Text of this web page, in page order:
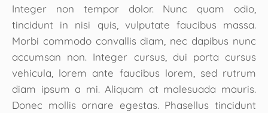
Integer non tempor dolor. Nunc quam odio,
tincidunt in nisi quis, vulputate faucibus massa.
Morbi commodo convallis diam, nec dapibus nunc
accumsan non. Integer cursus, dui porta cursus
vehicula, lorem ante faucibus lorem, sed rutrum
diam ipsum a mi. Aliquam at malesuada mauris.
Donec mollis ornare egestas. Phasellus tincidunt